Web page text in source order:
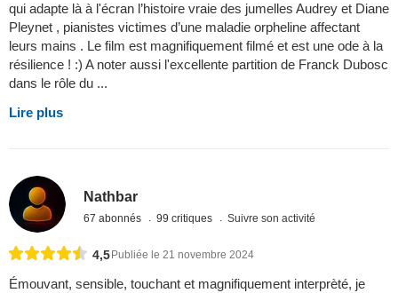
qui adapte là à l'écran l’histoire vraie des jumelles Audrey et Diane
Pleynet , pianistes victimes d’une maladie orpheline affectant
leurs mains . Le film est magnifiquement filmé et est une ode à la
résilience ! :) A noter aussi l'excellente partition de Franck Dubosc
dans le rôle du ...
Lire plus
Nathbar
67 abonnés 99 critiques Suivre son activité
4,5 Publiée le 21 novembre 2024
Émouvant, sensible, touchant et magnifiquement interprèté, je